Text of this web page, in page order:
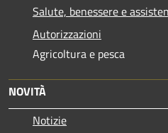
Salute, benessere e
Autorizzazioni
Agricoltura e pesca
NOVITÀ
Notizie